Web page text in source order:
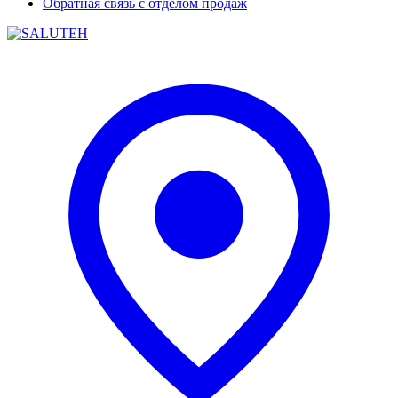
Обратная связь с отделом продаж